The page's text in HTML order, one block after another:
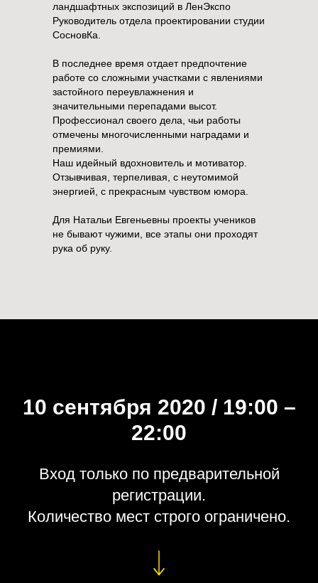
ландшафтных экспозиций в ЛенЭкспо
Руководитель отдела проектировании студии
СосновКа.
В последнее время отдает предпочтение
работе со сложными участками с явлениями
застойного переувлажнения и
значительными перепадами высот.
Профессионал своего дела, чьи работы
отмечены многочисленными наградами и
премиями.
Наш идейный вдохновитель и мотиватор. ⠀
Отзывчивая, терпеливая, с неутомимой
энергией, с прекрасным чувством юмора.
Для Натальи Евгеньевны проекты учеников
не бывают чужими, все этапы они проходят
рука об руку.
10 сентября 2020 / 19:00 –
22:00
Вход только по предварительной
регистрации.
Количество мест строго ограничено.